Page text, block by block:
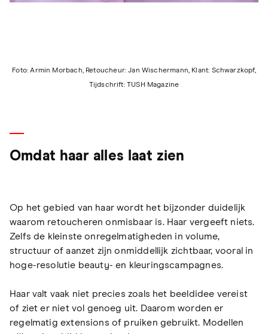
Foto: Armin Morbach, Retoucheur: Jan Wischermann, Klant: Schwarzkopf,
Tijdschrift: TUSH Magazine
Omdat haar alles laat zien
Op het gebied van haar wordt het bijzonder duidelijk
waarom retoucheren onmisbaar is. Haar vergeeft niets.
Zelfs de kleinste onregelmatigheden in volume,
structuur of aanzet zijn onmiddellijk zichtbaar, vooral in
hoge-resolutie beauty- en kleuringscampagnes.
Haar valt vaak niet precies zoals het beeldidee vereist
of ziet er niet vol genoeg uit. Daarom worden er
regelmatig extensions of pruiken gebruikt. Modellen